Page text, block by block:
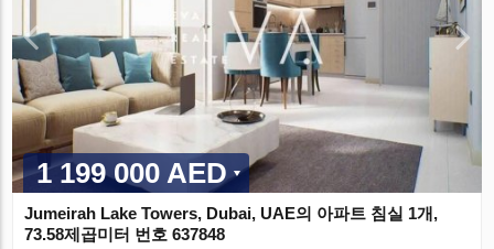
1 199 000 AED
Jumeirah Lake Towers, Dubai, UAE의 아파트 침실 1개,
73.58제곱미터 번호 637848